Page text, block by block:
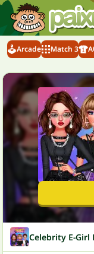
Arcade Match 3
Celebrity E-Girl